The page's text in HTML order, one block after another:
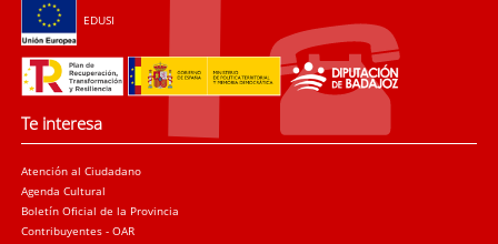
EDUSI
Te interesa
Atención al Ciudadano
Agenda Cultural
Boletín Oficial de la Provincia
Contribuyentes - OAR